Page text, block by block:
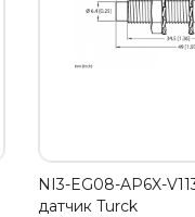
NI3-EG08-AP6X-
датчик Turck